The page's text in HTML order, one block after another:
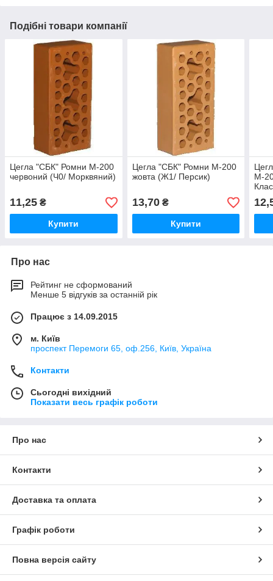
Подібні товари компанії
Цегла "СБК" Ромни М-200
червоний (Ч0/ Морквяний)
11,25 ₴
Купити
Цегла "СБК" Ромни М-200
жовта (Ж1/ Персик)
13,70₴
Купити
М-
Про нас
Рейтинг не сформований
Менше 5 відгуків за останній рік
Працює з 14.09.2015
м. Київ
проспект Перемоги 65, оф.256, Київ, Україна
Контакти
Сьогодні вихідний
Показати весь графік роботи
Про нас
Контакти
Доставка та оплата
Графік роботи
Повна версія сайту